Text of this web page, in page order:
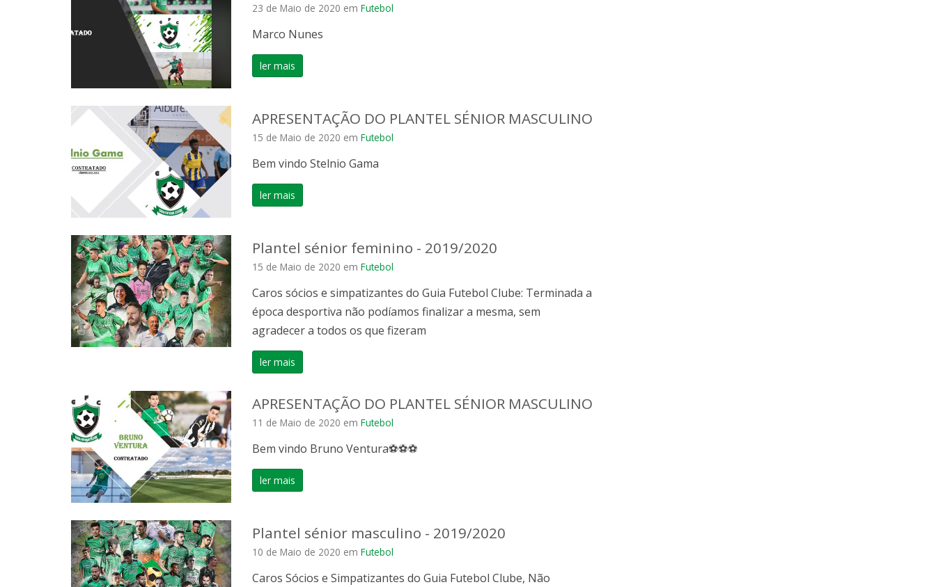
23 de Maio de 2020 em Futebol
Marco Nunes
ler mais
APRESENTAÇÃO DO PLANTEL SÉNIOR MASCULINO
15 de Maio de 2020 em Futebol
Bem vindo Stelnio Gama
ler mais
Plantel sénior feminino - 2019/2020
15 de Maio de 2020 em Futebol
Caros sócios e simpatizantes do Guia Futebol Clube: Terminada a
época desportiva não podíamos finalizar a mesma, sem
agradecer a todos os que fizeram
ler mais
APRESENTAÇÃO DO PLANTEL SÉNIOR MASCULINO
11 de Maio de 2020 em Futebol
Bem vindo Bruno Ventura⚽️⚽️⚽️
ler mais
Plantel sénior masculino - 2019/2020
10 de Maio de 2020 em Futebol
Caros Sócios e Simpatizantes do Guia Futebol Clube, Não